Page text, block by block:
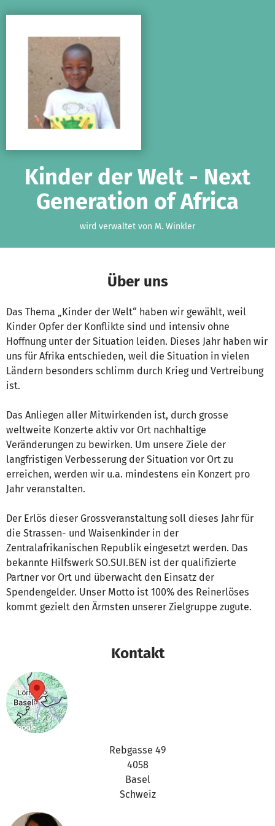
Kinder der Welt - Next
Generation of Africa
wird verwaltet von M. Winkler
Über uns
Das Thema „Kinder der Welt“ haben wir gewählt, weil
Kinder Opfer der Konflikte sind und intensiv ohne
Hoffnung unter der Situation leiden. Dieses Jahr haben wir
uns für Afrika entschieden, weil die Situation in vielen
Ländern besonders schlimm durch Krieg und Vertreibung
ist.
Das Anliegen aller Mitwirkenden ist, durch grosse
weltweite Konzerte aktiv vor Ort nachhaltige
Veränderungen zu bewirken. Um unsere Ziele der
langfristigen Verbesserung der Situation vor Ort zu
erreichen, werden wir u.a. mindestens ein Konzert pro
Jahr veranstalten.
Der Erlös dieser Grossveranstaltung soll dieses Jahr für
die Strassen- und Waisenkinder in der
Zentralafrikanischen Republik eingesetzt werden. Das
bekannte Hilfswerk SO.SUI.BEN ist der qualifizierte
Partner vor Ort und überwacht den Einsatz der
Spendengelder. Unser Motto ist 100% des Reinerlöses
kommt gezielt den Ärmsten unserer Zielgruppe zugute.
Kontakt
Rebgasse 49
4058
Basel
Schweiz